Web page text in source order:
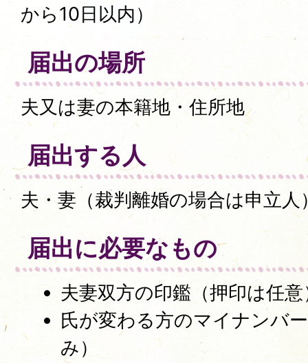
から10日以内）
届出の場所
夫又は妻の本籍地・住所地
届出する人
夫・妻（裁判離婚の場合は申立人
届出に必要なもの
夫妻双方の印鑑（押印は任意
氏が変わる方のマイナンバ
み）